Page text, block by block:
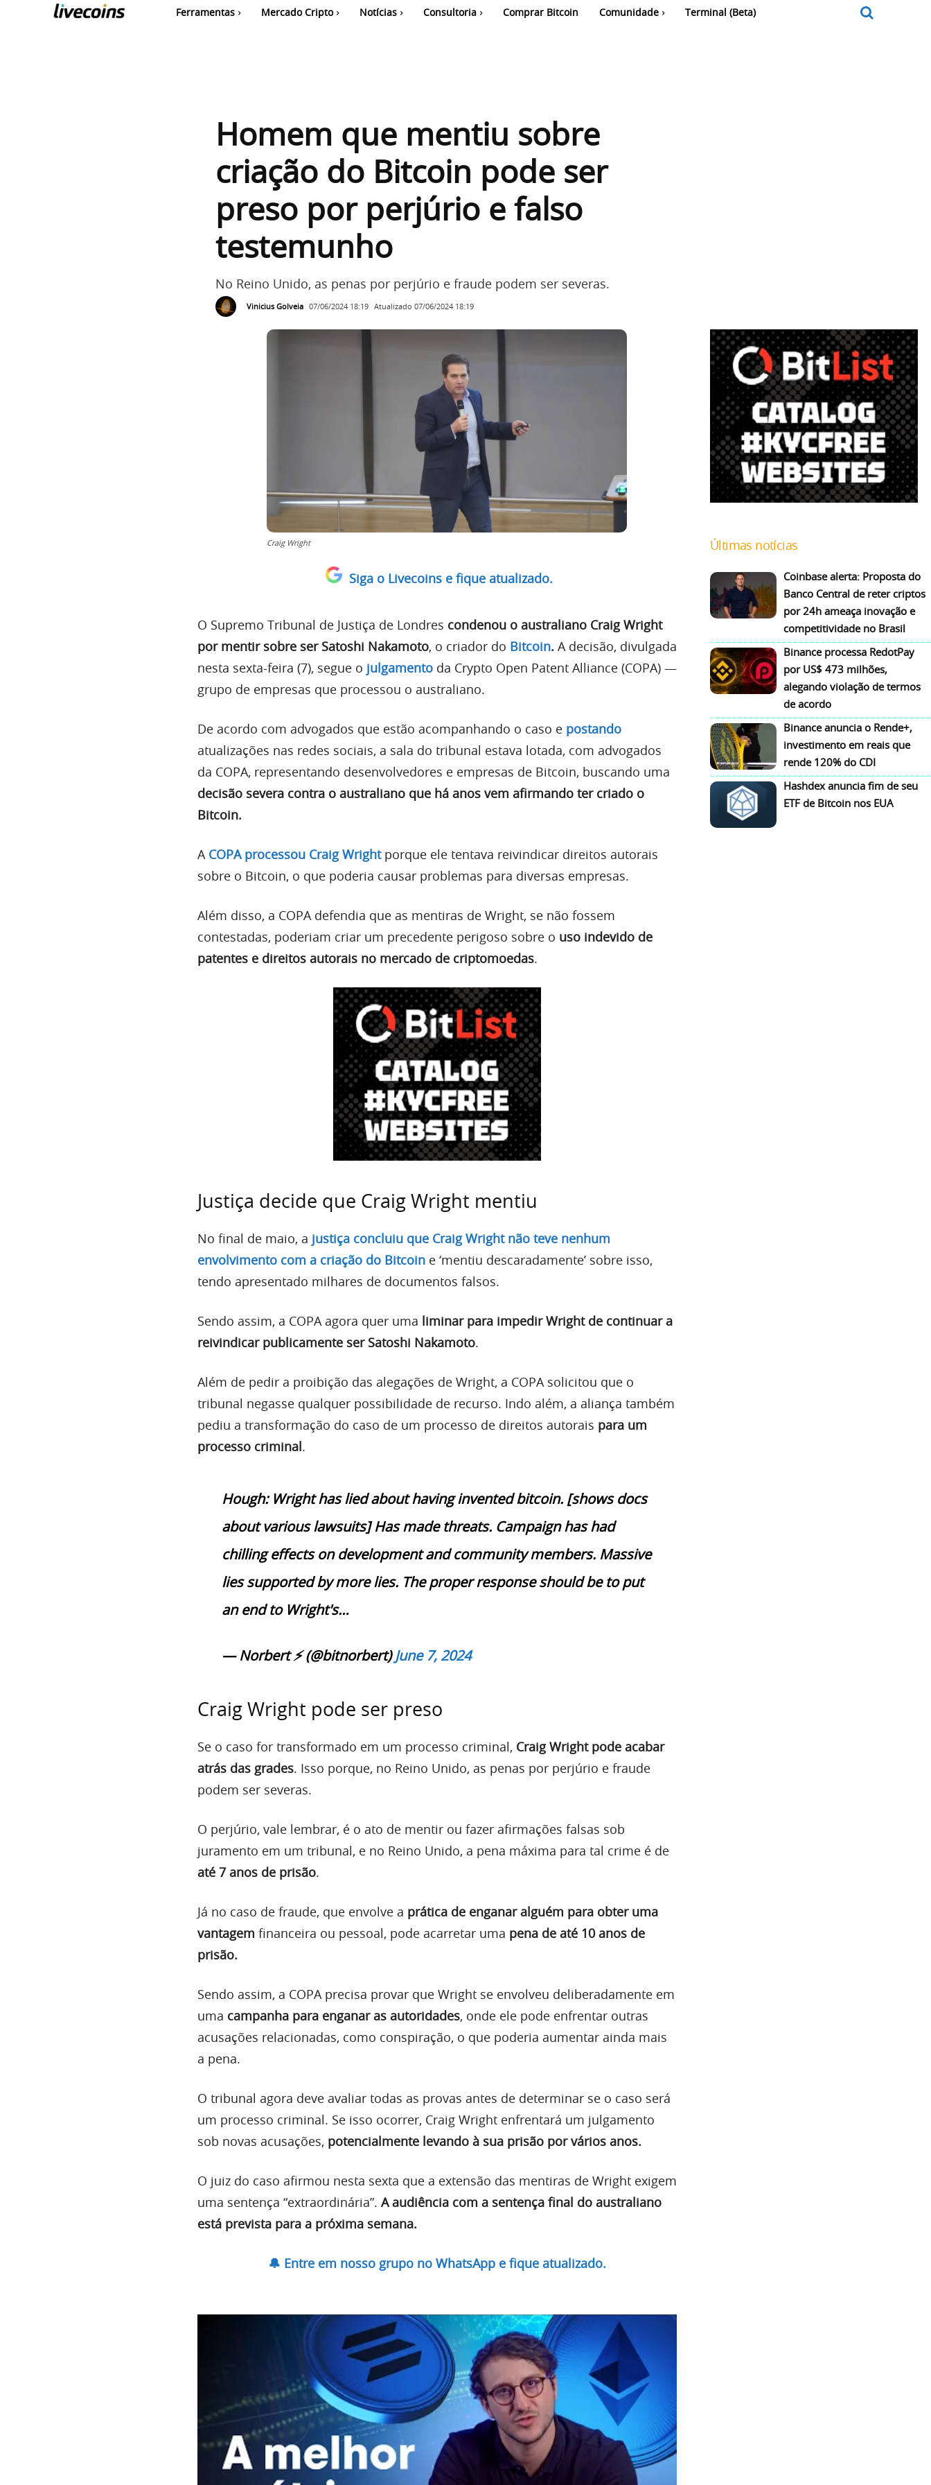
Ferramentas Mercado Cripto Notícias Consultoria Comprar Bitcoin Comunidade Terminal (Beta)
Homem que mentiu sobre
criação do Bitcoin pode ser
preso por perjúrio e falso
testemunho
No Reino Unido, as penas por perjúrio e fraude podem ser severas.
Vinicius Golveia 07/06/2024 18:19 Atualizado 07/06/2024 18:19
Craig Wright
Siga o Livecoins e fique atualizado.
O Supremo Tribunal de Justiça de Londres condenou o australiano Craig Wright
por mentir sobre ser Satoshi Nakamoto, o criador do Bitcoin. A decisão, divulgada
nesta sexta-feira (7), segue o julgamento da Crypto Open Patent Alliance (COPA) —
grupo de empresas que processou o australiano.
De acordo com advogados que estão acompanhando o caso e postando
atualizações nas redes sociais, a sala do tribunal estava lotada, com advogados
da COPA, representando desenvolvedores e empresas de Bitcoin, buscando uma
decisão severa contra o australiano que há anos vem afirmando ter criado o
Bitcoin.
A COPA processou Craig Wrightporque ele tentava reivindicar direitos autorais
sobre o Bitcoin, o que poderia causar problemas para diversas empresas.
Além disso, a COPA defendia que as mentiras de Wright, se não fossem
contestadas, poderiam criar um precedente perigoso sobre o uso indevido de
patentes e direitos autorais no mercado de criptomoedas.
Justiça decide que Craig Wright mentiu
No final de maio, a justiça concluiu que Craig Wright não teve nenhum
envolvimento com a criação do Bitcoin e ‘mentiu descaradamente’ sobre isso,
tendo apresentado milhares de documentos falsos.
Sendo assim, a COPA agora quer uma liminar para impedir Wright de continuar a
reivindicar publicamente ser Satoshi Nakamoto.
Além de pedir a proibição das alegações de Wright, a COPA solicitou que o
tribunal negasse qualquer possibilidade de recurso. Indo além, a aliança também
pediu a transformação do caso de um processo de direitos autorais para um
processo criminal.
Hough: Wright has lied about having invented bitcoin. [shows docs
about various lawsuits] Has made threats. Campaign has had
chilling effects on development and community members. Massive
lies supported by more lies. The proper response should be to put
an end to Wright's…
— Norbert ⚡️ (@bitnorbert)June 7, 2024
Craig Wright pode ser preso
Se o caso for transformado em um processo criminal, Craig Wright pode acabar
atrás das grades. Isso porque, no Reino Unido, as penas por perjúrio e fraude
podem ser severas.
O perjúrio, vale lembrar, é o ato de mentir ou fazer afirmações falsas sob
juramento em um tribunal, e no Reino Unido, a pena máxima para tal crime é de
até 7 anos de prisão.
Já no caso de fraude, que envolve a prática de enganar alguém para obter uma
vantagem financeira ou pessoal, pode acarretar uma pena de até 10 anos de
prisão.
Sendo assim, a COPA precisa provar que Wright se envolveu deliberadamente em
uma campanha para enganar as autoridades, onde ele pode enfrentar outras
acusações relacionadas, como conspiração, o que poderia aumentar ainda mais
a pena.
O tribunal agora deve avaliar todas as provas antes de determinar se o caso será
um processo criminal. Se isso ocorrer, Craig Wright enfrentará um julgamento
sob novas acusações, potencialmente levando à sua prisão por vários anos.
O juiz do caso afirmou nesta sexta que a extensão das mentiras de Wright exigem
uma sentença “extraordinária”. A audiência com a sentença final do australiano
está prevista para a próxima semana.
🔔 Entre em nosso grupo no WhatsApp e fique atualizado.
Últimas notícias
Coinbase alerta: Proposta do
Banco Central de reter criptos
por 24h ameaça inovação e
competitividade no Brasil
Binance processa RedotPay
por US$ 473 milhões,
alegando violação de termos
de acordo
Binance anuncia o Rende+,
investimento em reais que
rende 120% do CDI
Hashdex anuncia fim de seu
ETF de Bitcoin nos EUA